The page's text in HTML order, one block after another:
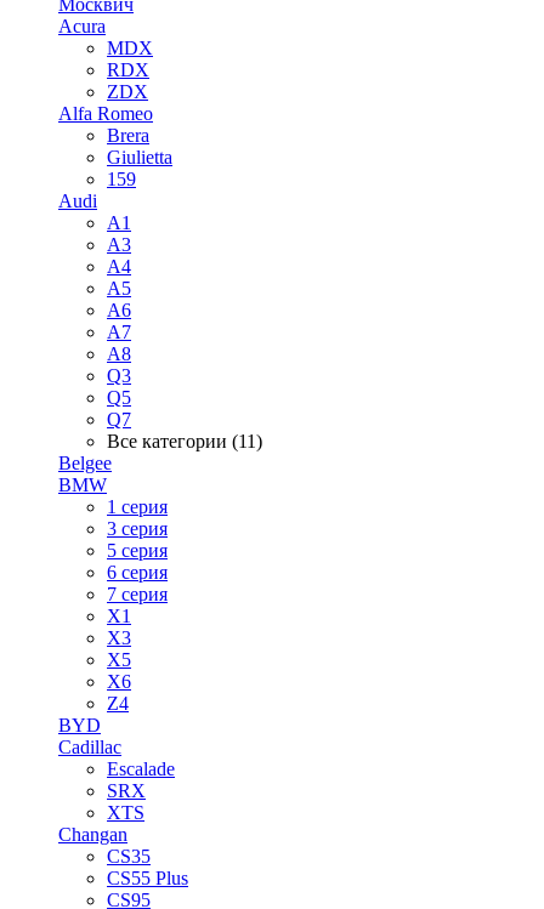
Москвич
Acura
MDX
RDX
ZDX
Alfa Romeo
Brera
Giulietta
159
Audi
A1
A3
A4
A5
A6
A7
A8
Q3
Q5
Q7
Все категории (11)
Belgee
BMW
1 серия
3 серия
5 серия
6 серия
7 серия
X1
X3
X5
X6
Z4
BYD
Cadillac
Escalade
SRX
XTS
Changan
CS35
CS55 Plus
CS95